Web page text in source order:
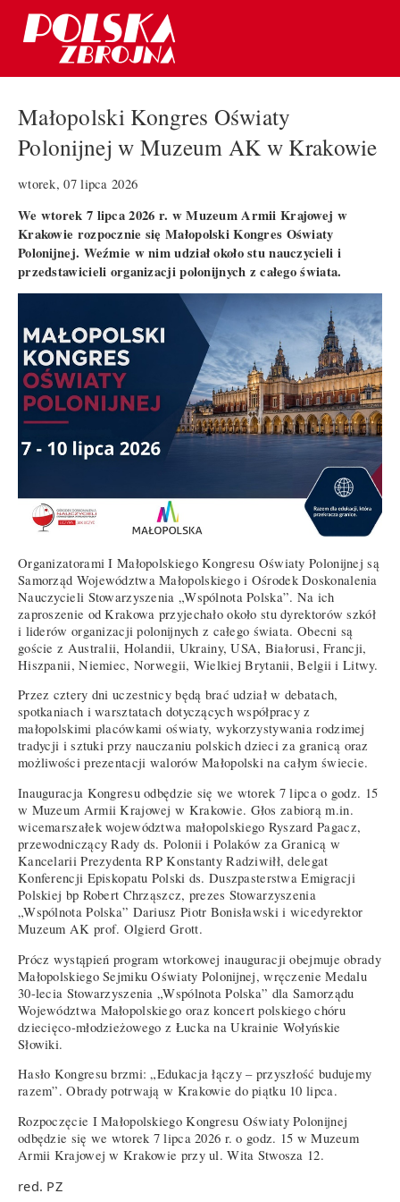
Małopolski Kongres Oświaty
Polonijnej w Muzeum AK w Krakowie
wtorek, 07 lipca 2026
We wtorek 7 lipca 2026 r. w Muzeum Armii Krajowej w
Krakowie rozpocznie się Małopolski Kongres Oświaty
Polonijnej. Weźmie w nim udział około stu nauczycieli i
przedstawicieli organizacji polonijnych z całego świata.
Organizatorami I Małopolskiego Kongresu Oświaty Polonijnej są
Samorząd Województwa Małopolskiego i Ośrodek Doskonalenia
Nauczycieli Stowarzyszenia „Wspólnota Polska”. Na ich
zaproszenie od Krakowa przyjechało około stu dyrektorów szkół
i liderów organizacji polonijnych z całego świata. Obecni są
goście z Australii, Holandii, Ukrainy, USA, Białorusi, Francji,
Hiszpanii, Niemiec, Norwegii, Wielkiej Brytanii, Belgii i Litwy.
Przez cztery dni uczestnicy będą brać udział w debatach,
spotkaniach i warsztatach dotyczących współpracy z
małopolskimi placówkami oświaty, wykorzystywania rodzimej
tradycji i sztuki przy nauczaniu polskich dzieci za granicą oraz
możliwości prezentacji walorów Małopolski na całym świecie.
Inauguracja Kongresu odbędzie się we wtorek 7 lipca o godz. 15
w Muzeum Armii Krajowej w Krakowie. Głos zabiorą m.in.
wicemarszałek województwa małopolskiego Ryszard Pagacz,
przewodniczący Rady ds. Polonii i Polaków za Granicą w
Kancelarii Prezydenta RP Konstanty Radziwiłł, delegat
Konferencji Episkopatu Polski ds. Duszpasterstwa Emigracji
Polskiej bp Robert Chrząszcz, prezes Stowarzyszenia
„Wspólnota Polska” Dariusz Piotr Bonisławski i wicedyrektor
Muzeum AK prof. Olgierd Grott.
Prócz wystąpień program wtorkowej inauguracji obejmuje obrady
Małopolskiego Sejmiku Oświaty Polonijnej, wręczenie Medalu
30-lecia Stowarzyszenia „Wspólnota Polska” dla Samorządu
Województwa Małopolskiego oraz koncert polskiego chóru
dziecięco-młodzieżowego z Łucka na Ukrainie Wołyńskie
Słowiki.
Hasło Kongresu brzmi: „Edukacja łączy – przyszłość budujemy
razem”. Obrady potrwają w Krakowie do piątku 10 lipca.
Rozpoczęcie I Małopolskiego Kongresu Oświaty Polonijnej
odbędzie się we wtorek 7 lipca 2026 r. o godz. 15 w Muzeum
Armii Krajowej w Krakowie przy ul. Wita Stwosza 12.
red. PZ